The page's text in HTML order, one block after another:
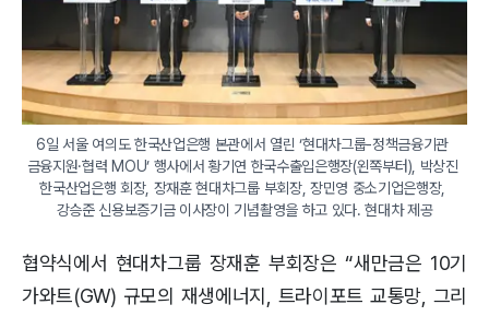
6일 서울 여의도 한국산업은행 본관에서 열린 ‘현대차그룹-정책금융기관
금융지원·협력 MOU’ 행사에서 황기연 한국수출입은행장(왼쪽부터), 박상진
한국산업은행 회장, 장재훈 현대차그룹 부회장, 장민영 중소기업은행장,
강승준 신용보증기금 이사장이 기념촬영을 하고 있다. 현대차 제공
협약식에서 현대차그룹 장재훈 부회장은 “새만금은 10기
가와트(GW) 규모의 재생에너지, 트라이포트 교통망, 그리